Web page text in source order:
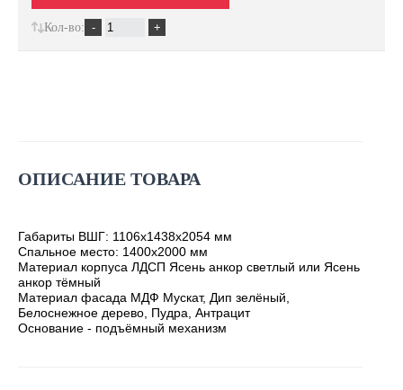
ОПИСАНИЕ ТОВАРА
Габариты ВШГ: 1106х1438х2054 мм
Спальное место: 1400х2000 мм
Материал корпуса ЛДСП Ясень анкор светлый или Ясень
анкор тёмный
Материал фасада МДФ Мускат, Дип зелёный,
Белоснежное дерево, Пудра, Антрацит
Основание - подъёмный механизм
Кол-во: